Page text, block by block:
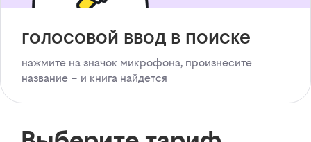
голосовой ввод в поиске
нажмите на значок микрофона, произнесите
название – и книга найдется